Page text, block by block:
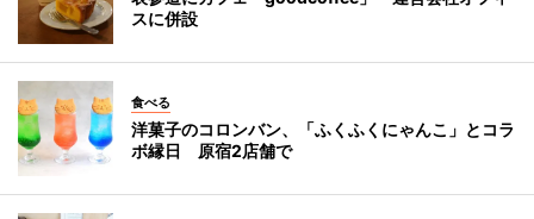
スに併設
食べる
洋菓子のコロンバン、「ふくふくにゃんこ」とコラ
ボ縁日 原宿2店舗で